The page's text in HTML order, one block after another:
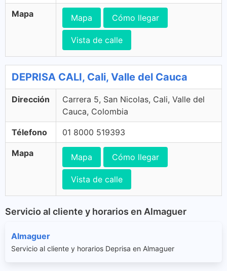
Mapa Mapa Cómo llegar
Vista de calle
DEPRISA CALI, Cali, Valle del Cauca
Dirección
Carrera 5, San Nicolas, Cali, Valle del
Cauca, Colombia
Télefono 01 8000 519393
Mapa Mapa Cómo llegar
Vista de calle
Servicio al cliente y horarios en Almaguer
Almaguer
Servicio al cliente y horarios Deprisa en Almaguer